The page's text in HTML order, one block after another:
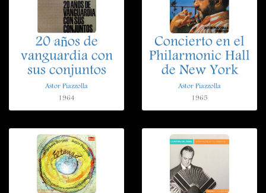
20 años de
vanguardia con
sus conjuntos
Astor Piazzolla
1964
Concierto en el
Philarmonic Hall
de New York
Astor Piazzolla
1965